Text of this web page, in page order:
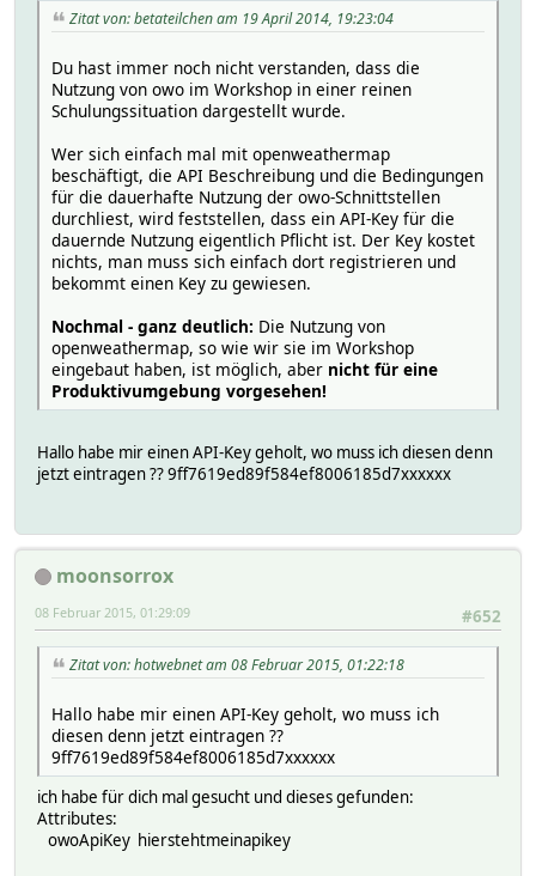
Zitat von: betateilchen am 19 April 2014, 19:23:04
Du hast immer noch nicht verstanden, dass die
Nutzung von owo im Workshop in einer reinen
Schulungssituation dargestellt wurde.
Wer sich einfach mal mit openweathermap
beschäftigt, die API Beschreibung und die Bedingungen
für die dauerhafte Nutzung der owo-Schnittstellen
durchliest, wird feststellen, dass ein API-Key für die
dauernde Nutzung eigentlich Pflicht ist. Der Key kostet
nichts, man muss sich einfach dort registrieren und
bekommt einen Key zu gewiesen.
Nochmal - ganz deutlich: Die Nutzung von
openweathermap, so wie wir sie im Workshop
eingebaut haben, ist möglich, aber nicht für eine
Produktivumgebung vorgesehen!
Hallo habe mir einen API-Key geholt, wo muss ich diesen denn
jetzt eintragen ?? 9ff7619ed89f584ef8006185d7xxxxxx
moonsorrox
#652
08 Februar 2015, 01:29:09
Zitat von: hotwebnet am 08 Februar 2015, 01:22:18
Hallo habe mir einen API-Key geholt, wo muss ich
diesen denn jetzt eintragen ??
9ff7619ed89f584ef8006185d7xxxxxx
ich habe für dich mal gesucht und dieses gefunden:
Attributes:
owoApiKey hierstehtmeinapikey